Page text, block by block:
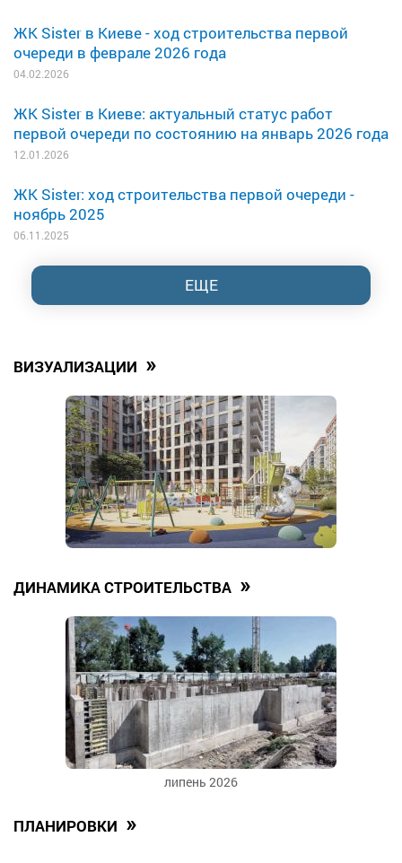
ЖК Sister в Киеве - ход строительства первой
очереди в феврале 2026 года
04.02.2026
ЖК Sister в Киеве: актуальный статус работ
первой очереди по состоянию на январь 2026 года
12.01.2026
ЖК Sister: ход строительства первой очереди -
ноябрь 2025
06.11.2025
ЕЩЕ
ВИЗУАЛИЗАЦИИ »
ДИНАМИКА СТРОИТЕЛЬСТВА »
липень 2026
ПЛАНИРОВКИ »